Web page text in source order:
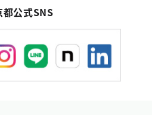
都公式SNS